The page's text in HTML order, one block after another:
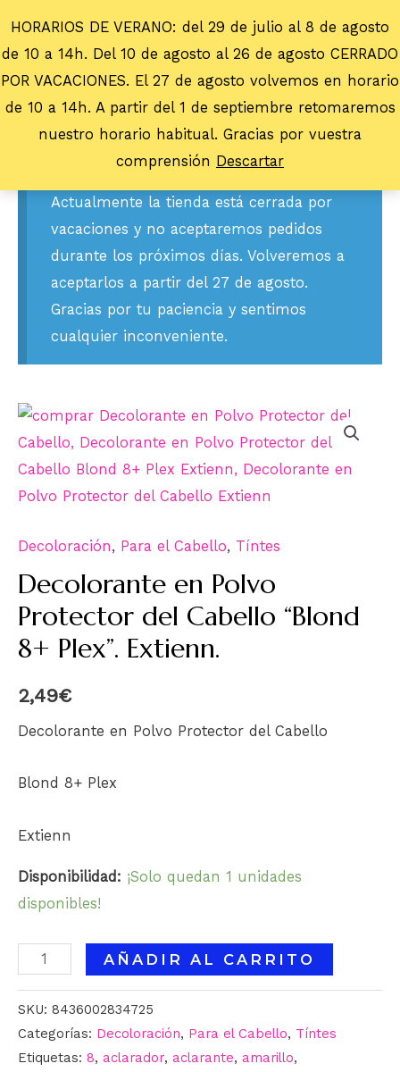
HORARIOS DE VERANO: del 29 de julio al 8 de agosto
de 10 a 14h. Del 10 de agosto al 26 de agosto CERRADO
POR VACACIONES. El 27 de agosto volvemos en horario
de 10 a 14h. A partir del 1 de septiembre retomaremos
nuestro horario habitual. Gracias por vuestra
comprensión Descartar
Actualmente la tienda está cerrada por
vacaciones y no aceptaremos pedidos
durante los próximos días. Volveremos a
aceptarlos a partir del 27 de agosto.
Gracias por tu paciencia y sentimos
cualquier inconveniente.
Decoloración, Para el Cabello, Tíntes
Decolorante en Polvo
Protector del Cabello “Blond
8+ Plex”. Extienn.
2,49€
Decolorante en Polvo Protector del Cabello
Blond 8+ Plex
Extienn
Disponibilidad: ¡Solo quedan 1 unidades
disponibles!
AÑADIR AL CARRITO
SKU: 8436002834725
Categorías: Decoloración, Para el Cabello, Tíntes
Etiquetas: 8, aclarador, aclarante, amarillo,